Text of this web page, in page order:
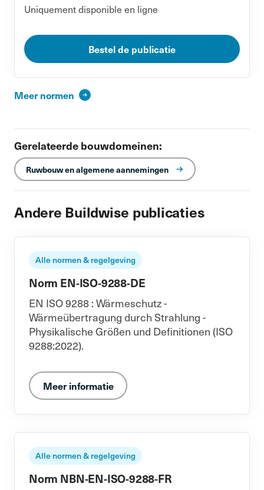
Uniquement disponible en ligne
Bestel de publicatie
Meer normen
Gerelateerde bouwdomeinen:
Ruwbouw en algemene aannemingen
Andere Buildwise publicaties
Alle normen & regelgeving
Norm EN-ISO-9288-DE
EN ISO 9288 : Wärmeschutz -
Wärmeübertragung durch Strahlung -
Physikalische Größen und Definitionen (ISO
9288:2022).
Meer informatie
Alle normen & regelgeving
Norm NBN-EN-ISO-9288-FR